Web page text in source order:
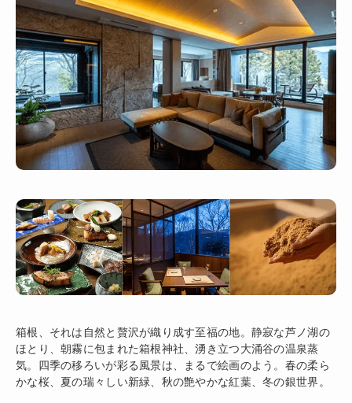
箱根、それは自然と贅沢が織り成す至福の地。静寂な芦ノ湖の
ほとり、朝霧に包まれた箱根神社、湧き立つ大涌谷の温泉蒸
気。四季の移ろいが彩る風景は、まるで絵画のよう。春の柔ら
かな桜、夏の瑞々しい新緑、秋の艶やかな紅葉、冬の銀世界。